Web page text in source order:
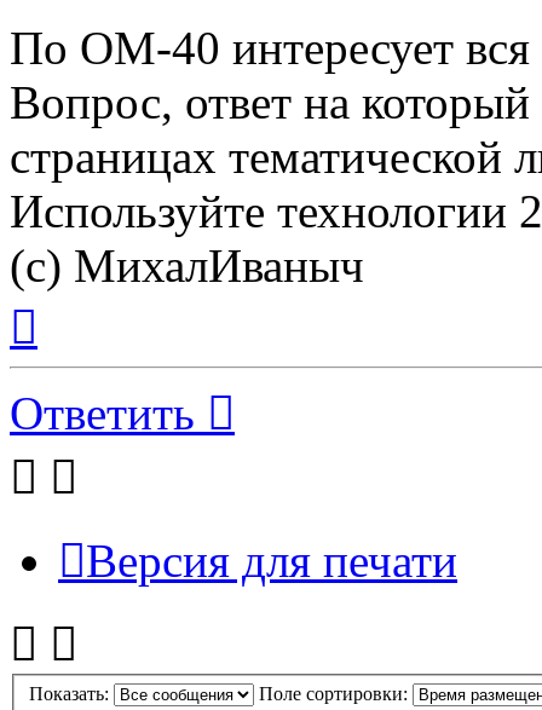
По ОМ-40 интересует
Вопрос, ответ на
страницах тематической
Используйте технологии
(с) МихалИваныч
началу
Ответить
Версия для печати
Показать: Поле сортировки: